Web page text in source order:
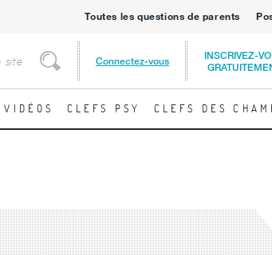
Toutes les questions de parents
Rechercher
Connectez-vous
INSCRIVEZ-
VIDÉOS CLEFS PSY CLEFS DES